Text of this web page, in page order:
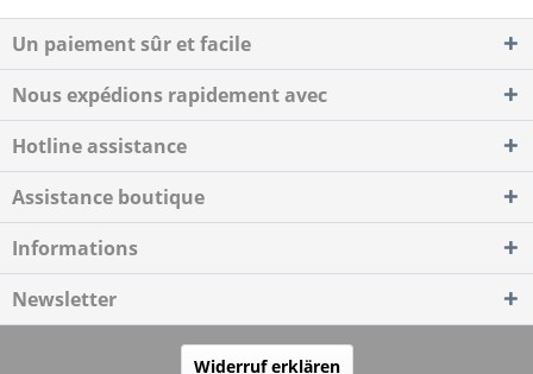
Un paiement sûr et facile
Nous expédions rapidement avec
Hotline assistance
Assistance boutique
Informations
Newsletter
Widerruf erklären